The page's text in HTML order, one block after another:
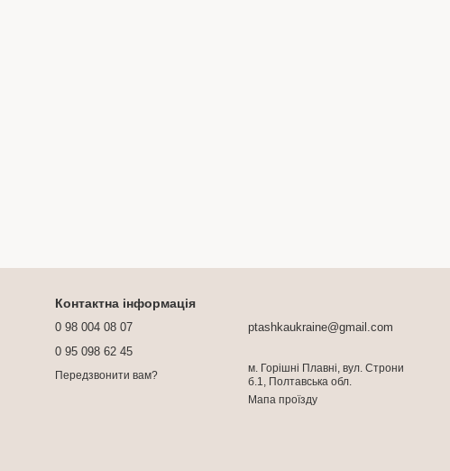
Контактна інформація
0 98 004 08 07
0 95 098 62 45
Передзвонити вам?
ptashkaukraine@gmail.com
м. Горішні Плавні, вул. Строни
б.1, Полтавська обл.
Мапа проїзду